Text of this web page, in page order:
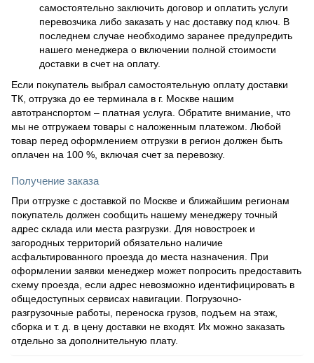
самостоятельно заключить договор и оплатить услуги
перевозчика либо заказать у нас доставку под ключ. В
последнем случае необходимо заранее предупредить
нашего менеджера о включении полной стоимости
доставки в счет на оплату.
Если покупатель выбрал самостоятельную оплату доставки
ТК, отгрузка до ее терминала в г. Москве нашим
автотранспортом – платная услуга. Обратите внимание, что
мы не отгружаем товары с наложенным платежом. Любой
товар перед оформлением отгрузки в регион должен быть
оплачен на 100 %, включая счет за перевозку.
Получение заказа
При отгрузке с доставкой по Москве и ближайшим регионам
покупатель должен сообщить нашему менеджеру точный
адрес склада или места разгрузки. Для новостроек и
загородных территорий обязательно наличие
асфальтированного проезда до места назначения. При
оформлении заявки менеджер может попросить предоставить
схему проезда, если адрес невозможно идентифицировать в
общедоступных сервисах навигации. Погрузочно-
разгрузочные работы, переноска грузов, подъем на этаж,
сборка и т. д. в цену доставки не входят. Их можно заказать
отдельно за дополнительную плату.